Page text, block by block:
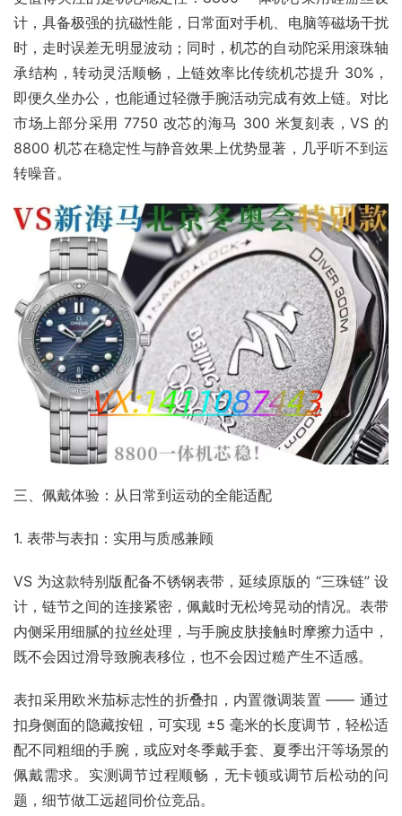
计，具备极强的抗磁性能，日常面对手机、电脑等磁场干扰
时，走时误差无明显波动；同时，机芯的自动陀采用滚珠轴
承结构，转动灵活顺畅，上链效率比传统机芯提升 30%，
即便久坐办公，也能通过轻微手腕活动完成有效上链。对比
市场上部分采用 7750 改芯的海马 300 米复刻表，VS 的
8800 机芯在稳定性与静音效果上优势显著，几乎听不到运
转噪音。​
三、佩戴体验：从日常到运动的全能适配​
1. 表带与表扣：实用与质感兼顾​
VS 为这款特别版配备不锈钢表带，延续原版的 “三珠链” 设
计，链节之间的连接紧密，佩戴时无松垮晃动的情况。表带
内侧采用细腻的拉丝处理，与手腕皮肤接触时摩擦力适中，
既不会因过滑导致腕表移位，也不会因过糙产生不适感。​
表扣采用欧米茄标志性的折叠扣，内置微调装置 —— 通过
扣身侧面的隐藏按钮，可实现 ±5 毫米的长度调节，轻松适
配不同粗细的手腕，或应对冬季戴手套、夏季出汗等场景的
佩戴需求。实测调节过程顺畅，无卡顿或调节后松动的问
题，细节做工远超同价位竞品。​